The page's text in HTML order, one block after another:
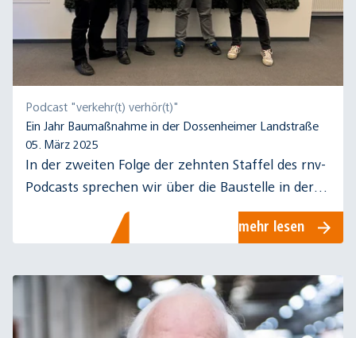
Podcast "verkehr(t) verhör(t)"
Ein Jahr Baumaßnahme in der Dossenheimer Landstraße
05. März 2025
In der zweiten Folge der zehnten Staffel des rnv-
Podcasts sprechen wir über die Baustelle in der
Dossenheimer Landstrasse in Heidelberg.
mehr lesen